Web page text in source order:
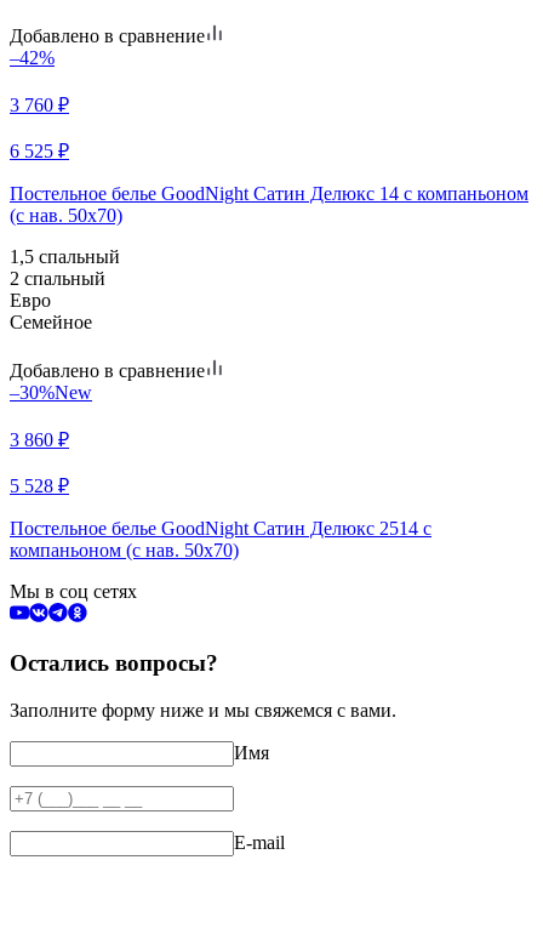
Добавлено в сравнение
–42%
3 760 ₽
6 525 ₽
Постельное белье GoodNight Сатин Делюкс 14 с компаньоном
(с нав. 50х70)
1,5 спальный
2 спальный
Евро
Семейное
Добавлено в сравнение
–30%New
3 860 ₽
5 528 ₽
Постельное белье GoodNight Сатин Делюкс 2514 с
компаньоном (с нав. 50х70)
Мы в соц сетях
Остались вопросы?
Заполните форму ниже и мы свяжемся с вами.
Имя
E-mail